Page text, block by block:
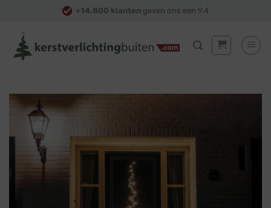
content
+14.800 klanten geven ons een 9,4